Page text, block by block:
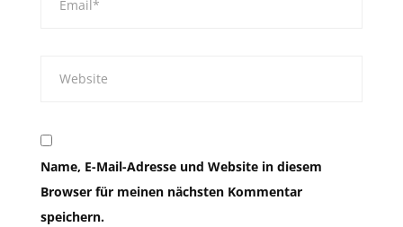
Name, E-Mail-Adresse und Website in diesem
Browser für meinen nächsten Kommentar
speichern.